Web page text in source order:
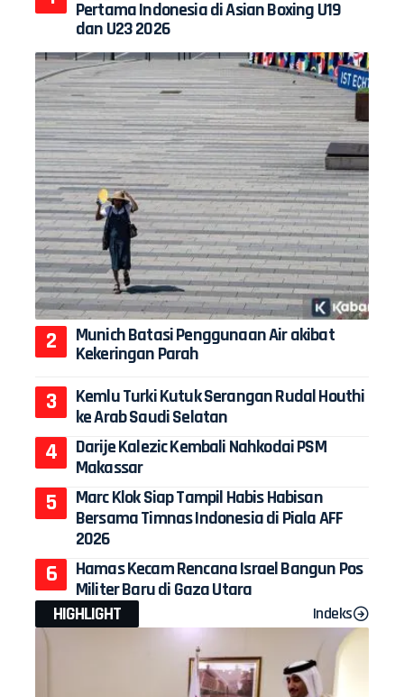
Pertama Indonesia di Asian Boxing U19
dan U23 2026
Munich Batasi Penggunaan Air akibat
Kekeringan Parah
Kemlu Turki Kutuk Serangan Rudal Houthi
ke Arab Saudi Selatan
Darije Kalezic Kembali Nahkodai PSM
Makassar
Marc Klok Siap Tampil Habis Habisan
Bersama Timnas Indonesia di Piala AFF
2026
Hamas Kecam Rencana Israel Bangun Pos
Militer Baru di Gaza Utara
HIGHLIGHT
Indeks